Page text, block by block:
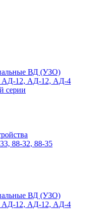
ВД (УЗО)
АД-12, АД-12, АД-4
серии
88-32, 88-35
ВД (УЗО)
АД-12, АД-12, АД-4